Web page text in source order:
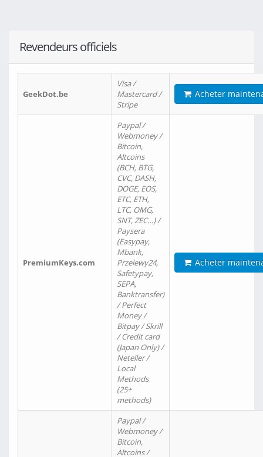
Revendeurs officiels
GeekDot.be
Visa /
Mastercard /
Stripe
Acheter
PremiumKeys.com
Paypal /
Webmoney /
Bitcoin,
Altcoins
(BCH, BTG,
CVC, DASH,
DOGE, EOS,
ETC, ETH,
LTC, OMG,
SNT, ZEC…) /
Paysera
(Easypay,
Mbank,
Przelewy24,
Safetypay,
SEPA,
Banktransfer)
/ Perfect
Money /
Bitpay / Skrill
/ Credit card
(Japan Only) /
Neteller /
Local
Methods
(25+
methods)
Acheter
Paypal /
Webmoney /
Bitcoin,
Altcoins /